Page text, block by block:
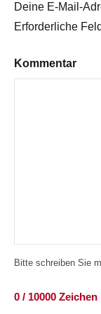
Deine E-Mail-
Erforderliche
Kommentar
Bitte schreiben Sie
0 / 10000 Zeichen